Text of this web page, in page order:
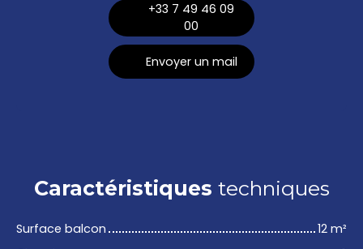
+33 7 49 46 09
00
Envoyer un mail
Caractéristiques techniques
Surface balcon 12 m²